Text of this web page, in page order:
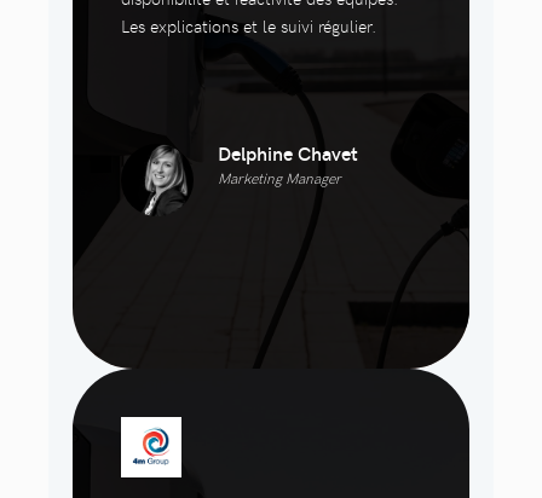
Les explications et le suivi régulier.
Delphine Chavet
Marketing Manager